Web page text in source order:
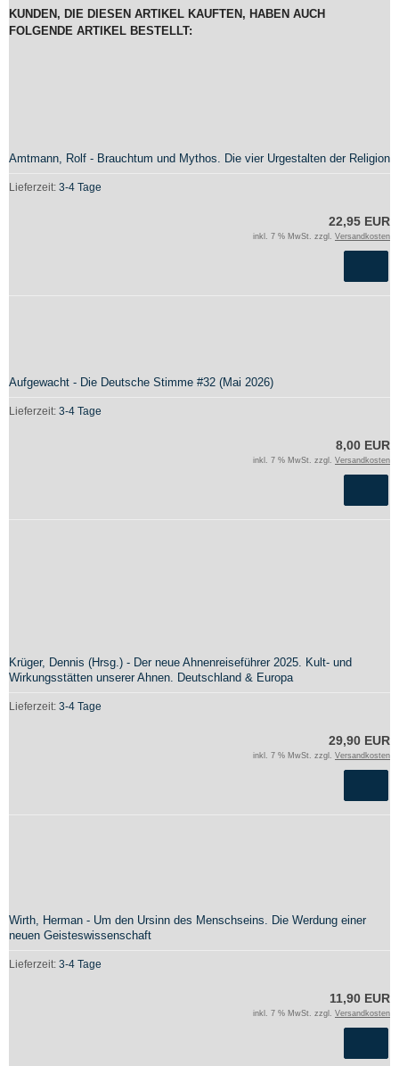
KUNDEN, DIE DIESEN ARTIKEL KAUFTEN, HABEN AUCH
FOLGENDE ARTIKEL BESTELLT:
Amtmann, Rolf - Brauchtum und Mythos. Die vier Urgestalten der Religion
Lieferzeit: 3-4 Tage
22,95 EUR
inkl. 7 % MwSt. zzgl. Versandkosten
Aufgewacht - Die Deutsche Stimme #32 (Mai 2026)
Lieferzeit: 3-4 Tage
8,00 EUR
inkl. 7 % MwSt. zzgl. Versandkosten
Krüger, Dennis (Hrsg.) - Der neue Ahnenreiseführer 2025. Kult- und
Wirkungsstätten unserer Ahnen. Deutschland & Europa
Lieferzeit: 3-4 Tage
29,90 EUR
inkl. 7 % MwSt. zzgl. Versandkosten
Wirth, Herman - Um den Ursinn des Menschseins. Die Werdung einer
neuen Geisteswissenschaft
Lieferzeit: 3-4 Tage
11,90 EUR
inkl. 7 % MwSt. zzgl. Versandkosten